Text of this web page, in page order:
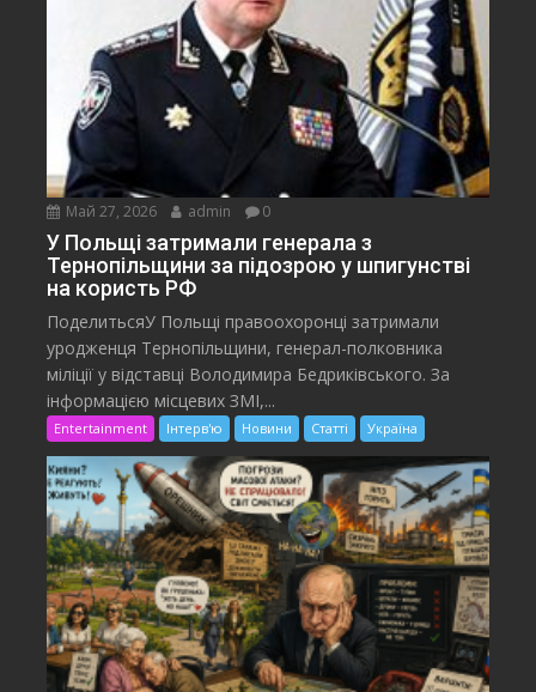
Май 27, 2026 admin 0
У Польщі затримали генерала з
Тернопільщини за підозрою у шпигунстві
на користь РФ
ПоделитьсяУ Польщі правоохоронці затримали
уродженця Тернопільщини, генерал-полковника
міліції у відставці Володимира Бедриківського. За
інформацією місцевих ЗМІ,...
Entertainment Інтерв'ю Новини Статті Україна